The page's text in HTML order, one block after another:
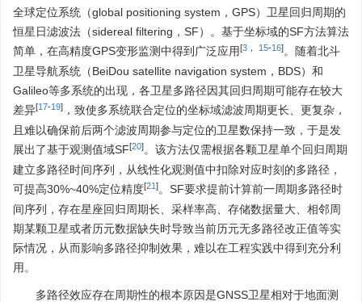
全球定位系统（global positioning system，GPS）卫星回归周期的
恒星日滤波法（sidereal filtering，SF）。基于坐标域的SF方法算法
简单，在高精度GPS变形监测中得到广泛应用[3 ， 15-16]。随着北斗
卫星导航系统（BeiDou satellite navigation system，BDS）和
Galileo等多系统的出现，各卫星多路径因其回归周期可能存在较大
差异[17-19] ，致使多系统联合定位的坐标域滤波周期更长、更复杂，
且难以确保前后两个滤波周期参与定位的卫星数保持一致，于是发
展出了基于观测值域SF[20]。该方法仅需根据各颗卫星单个回归周期
建立多路径时间序列，从线性化观测值中扣除对应时刻的多路径，
可提高30%~40%定位精度[21]。SF要求提前计算前一周期多路径时
间序列，存在星座回归周期长、采样率高、存储数据量大、相邻周
期某颗卫星或者历元数据缺失时导致当前历元无多路径改正值等实
际情况，从而影响多路径抑制效果，难以在工程实践中得到充分利
用。
多路径效应存在周期性的根本原因是GNSS卫星相对于地面测